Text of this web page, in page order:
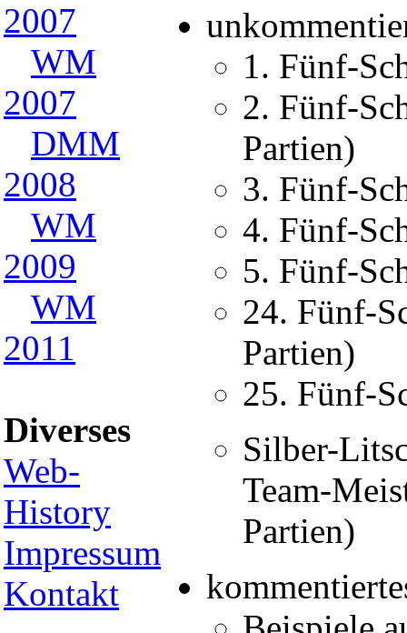
2007
WM
2007
DMM
2008
WM
2009
WM
2011
Diverses
Web-
History
Impressum
Kontakt
1. Fünf-
2. Fünf-
Partien)
3. Fünf-
4. Fünf-
5. Fünf-
24. Fünf-
Partien)
25. Fünf-
Silber-
Team-
Partien)